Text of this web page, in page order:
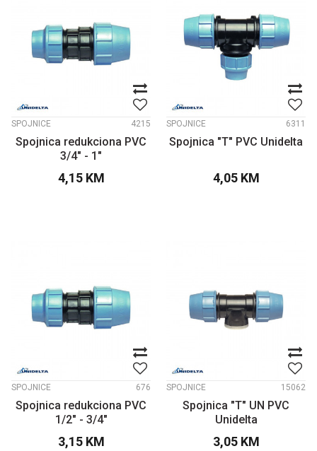
SPOJNICE 4215
Spojnica redukciona PVC
3/4" - 1"
4,15 KM
SPOJNICE 6311
Spojnica "T" PVC Unidelta
4,05 KM
SPOJNICE 676
Spojnica redukciona PVC
1/2" - 3/4"
3,15 KM
SPOJNICE 15062
Spojnica "T" UN PVC
Unidelta
3,05 KM